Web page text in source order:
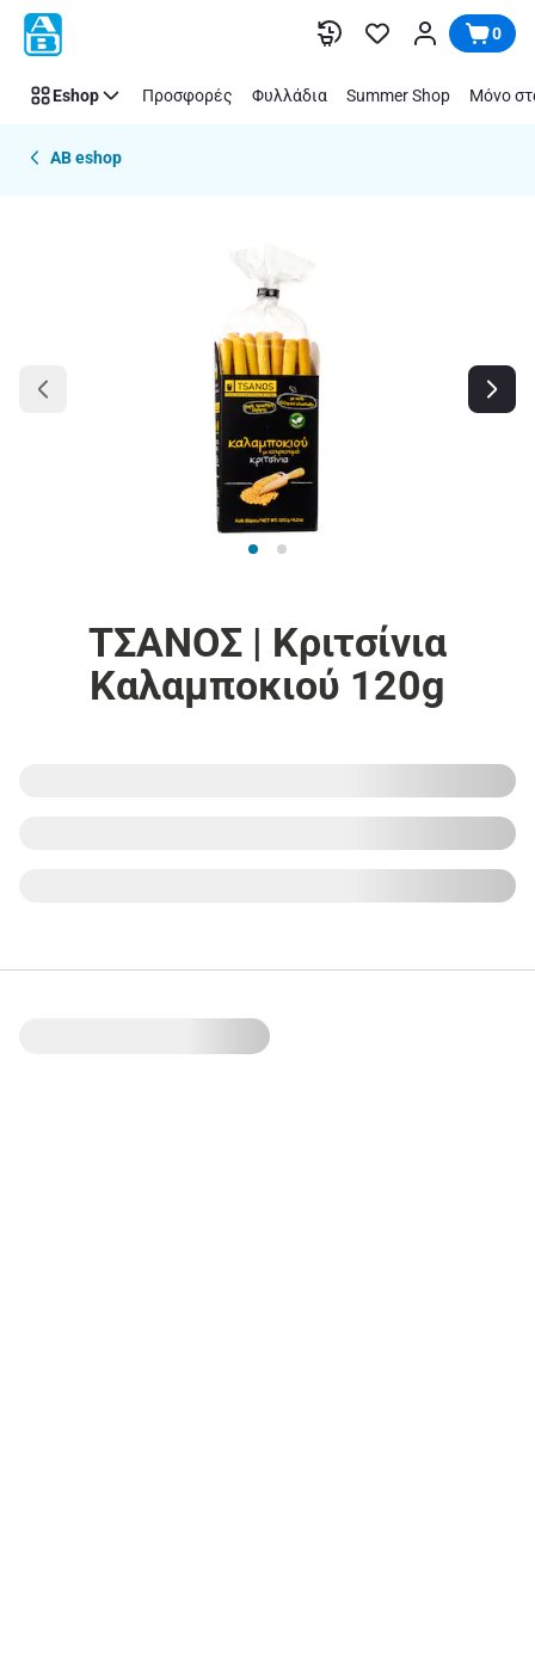
Παράλειψη 0
Eshop Προσφορές Φυλλάδια Summer Shop Μόνο
AB eshop
ΤΣΑΝΟΣ | Κριτσίνια
Καλαμποκιού 120g